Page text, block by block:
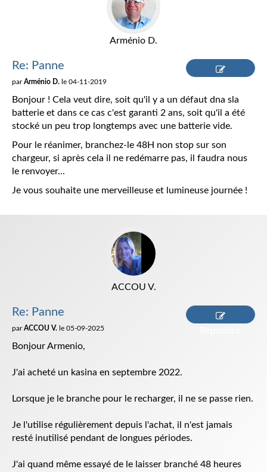
Arménio D.
Re: Panne
parArménio D. le 04-11-2019
Bonjour ! Cela veut dire, soit qu'il y a un défaut dna sla
batterie et dans ce cas c'est garanti 2 ans, soit qu'il a été
stocké un peu trop longtemps avec une batterie vide.
Pour le réanimer, branchez-le 48H non stop sur son
chargeur, si après cela il ne redémarre pas, il faudra nous
le renvoyer...
Je vous souhaite une merveilleuse et lumineuse journée !
ACCOU V.
Re: Panne
parACCOU V. le 05-09-2025
Bonjour Armenio,
J'ai acheté un kasina en septembre 2022.
Lorsque je le branche pour le recharger, il ne se passe rien.
Je l'utilise régulièrement depuis l'achat, il n'est jamais
resté inutilisé pendant de longues périodes.
J'ai quand même essayé de le laisser branché 48 heures